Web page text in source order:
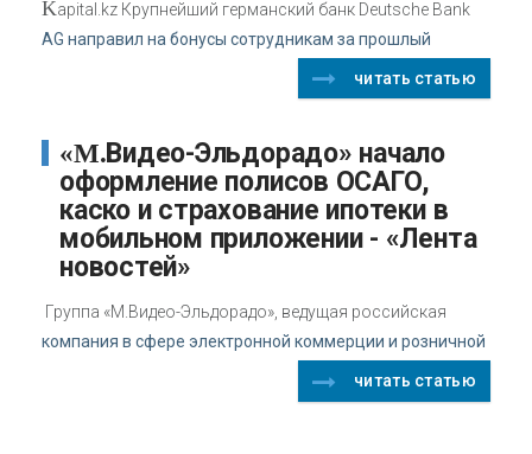
Kapital.kz Крупнейший германский банк Deutsche Bank
AG направил на бонусы сотрудникам за прошлый
читать статью
«М.Видео-Эльдорадо» начало
оформление полисов ОСАГО,
каско и страхование ипотеки в
мобильном приложении - «Лента
новостей»
Группа «М.Видео-Эльдорадо», ведущая российская
компания в сфере электронной коммерции и розничной
читать статью